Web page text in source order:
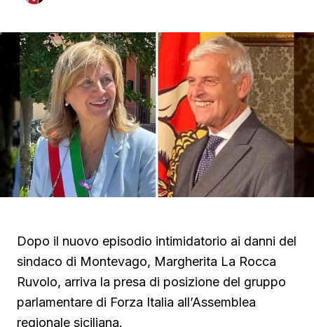
Dopo il nuovo episodio intimidatorio ai danni del
sindaco di Montevago, Margherita La Rocca
Ruvolo, arriva la presa di posizione del gruppo
parlamentare di Forza Italia all’Assemblea
regionale siciliana.